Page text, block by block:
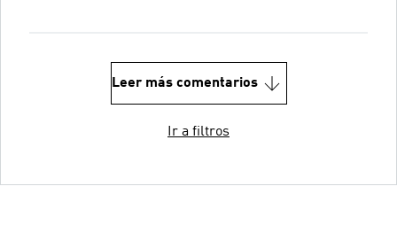
Leer más comentarios
Ir a filtros